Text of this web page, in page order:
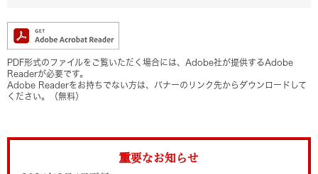
PDF形式のファイルをご覧いただく場合には、Adobe社が提供するAdobe
Readerが必要です。
Adobe Readerをお持ちでない方は、バナーのリンク先からダウンロードして
ください。（無料）
重要なお知らせ